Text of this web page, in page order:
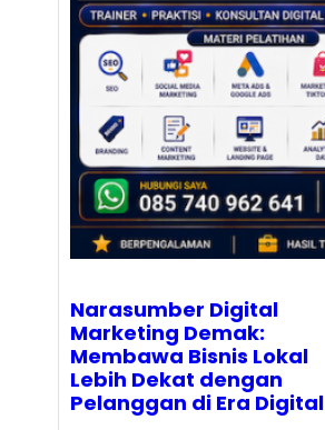
Narasumber Digital
Marketing Demak:
Membawa Bisnis Lokal
Lebih Dekat dengan
Pelanggan di Era Digital